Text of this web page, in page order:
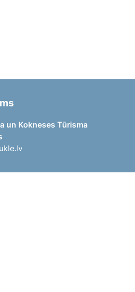
un Kokneses Tūrisma